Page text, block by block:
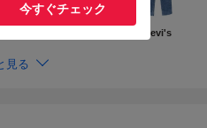
Levi's
見る
今すぐチェック